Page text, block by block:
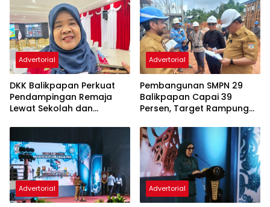
Advertorial
DKK Balikpapan Perkuat
Pendampingan Remaja
Lewat Sekolah dan
Advertorial
Pembangunan SMPN 29
Balikpapan Capai 39
Persen, Target Rampung
Advertorial Advertorial